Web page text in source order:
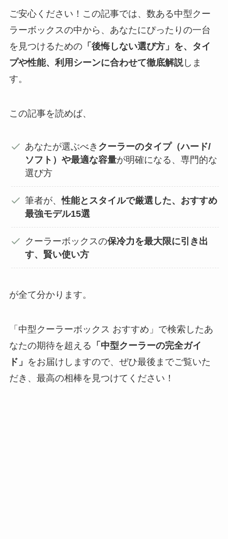
ご安心ください！この記事では、数ある中型クー
ラーボックスの中から、あなたにぴったりの一台
を見つけるための「後悔しない選び方」を、タイ
プや性能、利用シーンに合わせて徹底解説しま
す。
この記事を読めば、
あなたが選ぶべき クーラーのタイプ（ハード/
ソフト）や最適な容量が明確になる、専門的な
選び方
筆者が、性能とスタイルで厳選した、おすすめ
最強モデル15選
クーラーボックスの保冷力を最大限に引き出
す、賢い使い方
が全て分かります。
「中型クーラーボックス おすすめ」で検索したあ
なたの期待を超える 「中型クーラーの完全ガイ
ド」 をお届けしますので、ぜひ最後までご覧いた
だき、最高の相棒を見つけてください！